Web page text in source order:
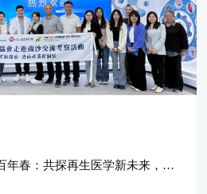
香港人才管理协会走进百年春：共探再生医学新未来，开启生命科技新篇章